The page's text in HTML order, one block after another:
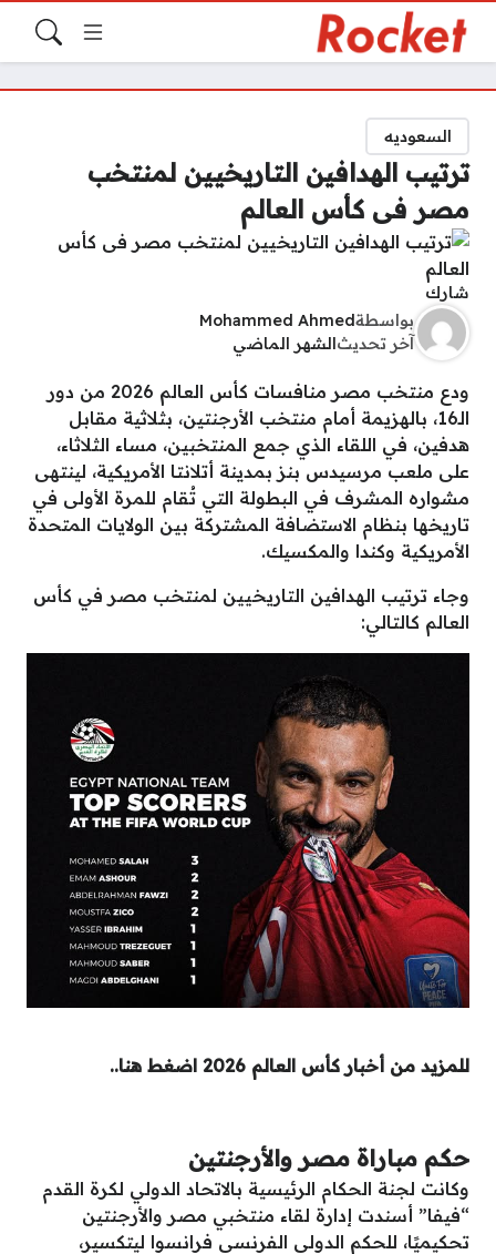
السعوديه
ترتيب الهدافين التاريخيين لمنتخب
مصر فى كأس العالم
شارك
بواسطةMohammed Ahmed
آخر تحديثالشهر الماضي
ودع منتخب مصر منافسات كأس العالم 2026 من دور
الـ16، بالهزيمة أمام منتخب الأرجنتين، بثلاثية مقابل
هدفين، في اللقاء الذي جمع المنتخبين، مساء الثلاثاء،
على ملعب مرسيدس بنز بمدينة أتلانتا الأمريكية، لينتهى
مشواره المشرف في البطولة التي تُقام للمرة الأولى في
تاريخها بنظام الاستضافة المشتركة بين الولايات المتحدة
الأمريكية وكندا والمكسيك.
وجاء ترتيب الهدافين التاريخيين لمنتخب مصر في كأس
العالم كالتالي:
للمزيد من أخبار كأس العالم 2026 اضغط هنا..
حكم مباراة مصر والأرجنتين
وكانت لجنة الحكام الرئيسية بالاتحاد الدولي لكرة القدم
“فيفا” أسندت إدارة لقاء منتخبي مصر والأرجنتين
تحكيميًا، للحكم الدولي الفرنسي فرانسوا ليتكسير،